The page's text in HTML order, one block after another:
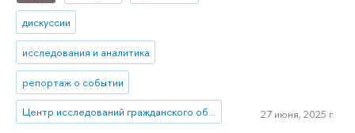
дискуссии
исследования и аналитика
репортаж о событии
Центр исследований гражданского общества и некоммерческого сектора 27 июня, 2025 г.